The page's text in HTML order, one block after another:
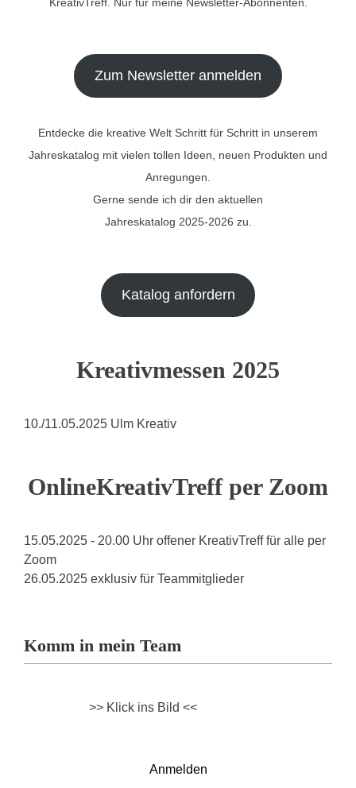
KreativTreff. Nur für meine Newsletter-Abonnenten.
Zum Newsletter anmelden
Entdecke die kreative Welt Schritt für Schritt in unserem
Jahreskatalog mit vielen tollen Ideen, neuen Produkten und
Anregungen.
Gerne sende ich dir den aktuellen
Jahreskatalog 2025-2026 zu.
Katalog anfordern
Kreativmessen 2025
10./11.05.2025 Ulm Kreativ
OnlineKreativTreff per Zoom
15.05.2025 - 20.00 Uhr offener KreativTreff für alle per
Zoom
26.05.2025 exklusiv für Teammitglieder
Komm in mein Team
>> Klick ins Bild <<
Anmelden